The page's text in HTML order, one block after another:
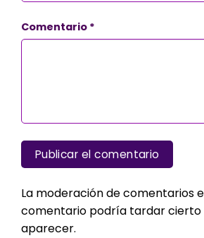
Comentario *
La moderación de comentarios
comentario podría tardar cierto
aparecer.